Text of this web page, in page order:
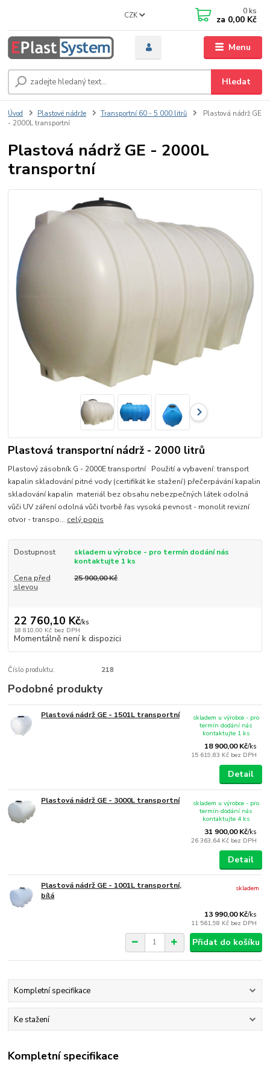
Menu
CZK
Hledat
0 ks
za 0,00 Kč
Úvod Plastové nádrže Transportní 60 - 5 000 litrů
Plastová nádrž GE
- 2000L transportní
Plastová nádrž GE - 2000L
transportní
Plastová transportní nádrž - 2000 litrů
Plastový zásobník G - 2000E transportní Použití a vybavení: transport
kapalin skladování pitné vody (certifikát ke stažení) přečerpávání kapalin
skladování kapalin materiál bez obsahu nebezpečných látek odolná
vůči UV záření odolná vůči tvorbě řas vysoká pevnost - monolit revizní
otvor - transpo... celý popis
Dostupnost
skladem u výrobce - pro termín dodání nás
kontaktujte 1 ks
Cena před
slevou
25 900,00 Kč
22 760,10 Kč/ks
18 810,00 Kč bez DPH
Momentálně není k dispozici
Číslo produktu: 218
Podobné produkty
Plastová nádrž GE - 1501L transportní
18 900,00 Kč/ks
15 619,83 Kč bez DPH
skladem u výrobce - pro
termín dodání nás
kontaktujte 1 ks
Detail
Plastová nádrž GE - 3000L transportní
31 900,00 Kč/ks
26 363,64 Kč bez DPH
skladem u výrobce - pro
termín dodání nás
kontaktujte 4 ks
Detail
Plastová nádrž GE - 1001L transportní,
bílá
13 990,00 Kč/ks
11 561,98 Kč bez DPH
skladem
Přidat do košíku
Kompletní specifikace
Ke stažení
Kompletní specifikace